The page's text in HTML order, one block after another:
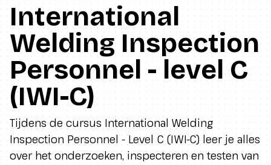
International
Welding Inspection
Personnel - level C
(IWI-C)
Tijdens de cursus International Welding
Inspection Personnel - Level C (IWI-C) leer je alles
over het onderzoeken, inspecteren en testen van